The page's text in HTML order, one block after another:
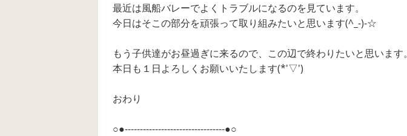
最近は風船バレーでよくトラブルになるのを見ています。
今日はそこの部分を頑張って取り組みたいと思います(^_-)-☆
もう子供達がお昼過ぎに来るので、この辺で終わりたいと思います。
本日も１日よろしくお願いいたします(*'▽')
おわり
○●---------------------------------●○